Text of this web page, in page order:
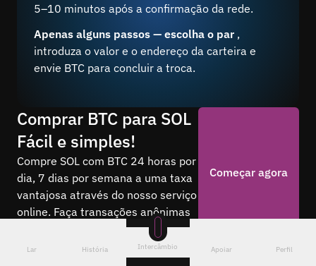
5–10 minutos após a confirmação da rede.
Apenas alguns passos — escolha o par ,
introduza o valor e o endereço da carteira e
envie BTC para concluir a troca.
Comprar BTC para SOL
Fácil e simples!
Compre SOL com BTC 24 horas por
dia, 7 dias por semana a uma taxa
vantajosa através do nosso serviço
online. Faça transações anônimas
Começar agora
Lar História Intercâmbio Apoiar Perfil